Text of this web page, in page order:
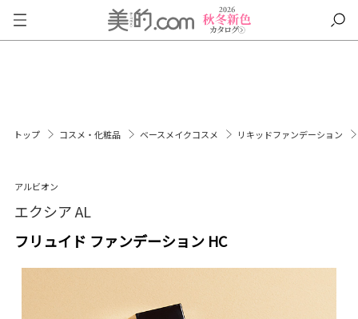
トップ コスメ・化粧品 ベースメイクコスメ リキッドファンデーション
アルビオン
エクシア AL
フリュイド ファンデーション HC